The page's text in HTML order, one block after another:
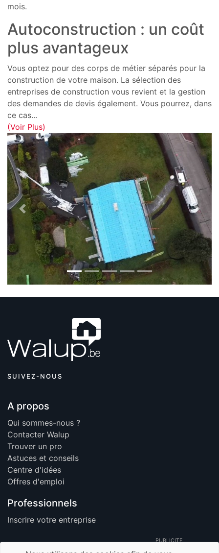
mois.
Autoconstruction : un coût
plus avantageux
Vous optez pour des corps de métier séparés pour la
construction de votre maison. La sélection des
entreprises de construction vous revient et la gestion
des demandes de devis également. Vous pourrez, dans
ce cas...
(Voir Plus)
Previous Next
SUIVEZ-NOUS
A propos
Qui sommes-nous ?
Contacter Walup
Trouver un pro
Astuces et conseils
Centre d'idées
Offres d'emploi
Professionnels
Inscrire votre entreprise
PUBLICITE